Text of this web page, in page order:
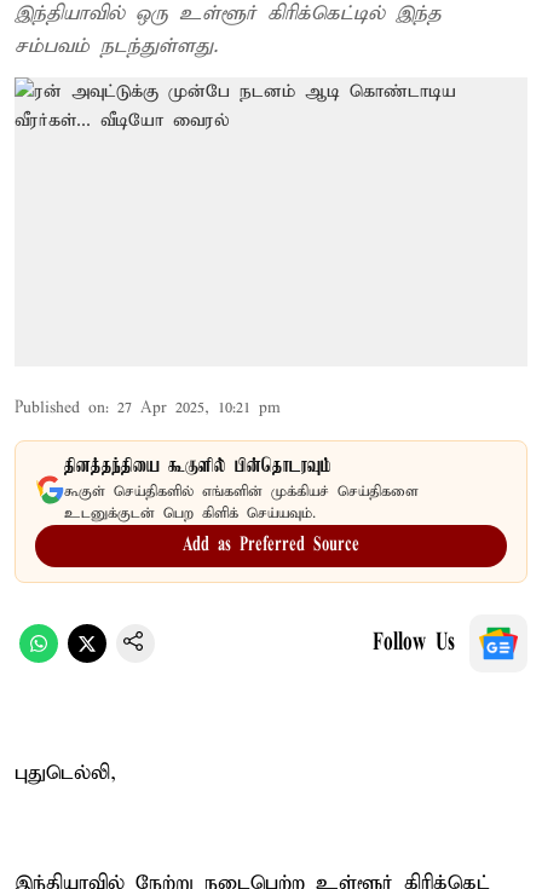
இந்தியாவில் ஒரு உள்ளூர் கிரிக்கெட்டில் இந்த
சம்பவம் நடந்துள்ளது.
Published on: 27 Apr 2025, 10:21 pm
தினத்தந்தியை கூகுளில் பின்தொடரவும்
கூகுள் செய்திகளில் எங்களின் முக்கியச் செய்திகளை
உடனுக்குடன் பெற கிளிக் செய்யவும்.
Add as Preferred Source
Follow Us
புதுடெல்லி,
இந்தியாவில் நேற்று நடைபெற்ற உள்ளூர் கிரிக்கெட்